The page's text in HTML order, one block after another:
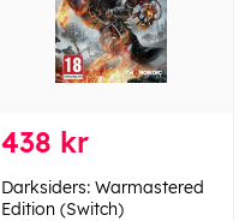
438 kr
Darksiders: Warmastered
Edition (Switch)